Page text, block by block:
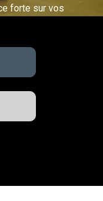
forte sur vos